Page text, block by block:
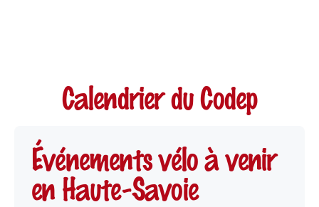
Calendrier du Codep
Événements vélo à venir
en Haute-Savoie